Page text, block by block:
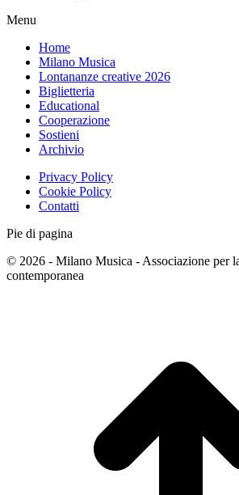
Menu
Home
Milano Musica
Lontananze creative 2026
Biglietteria
Educational
Cooperazione
Sostieni
Archivio
Privacy Policy
Cookie Policy
Contatti
Pie di pagina
© 2026 - Milano Musica - Associazione per
contemporanea